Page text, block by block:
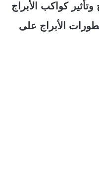
وتأثير كواكب الأبراج
الأبراج على